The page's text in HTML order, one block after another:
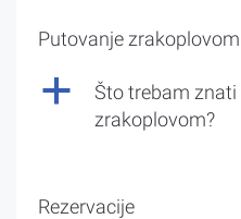
Putovanje zrakoplovom
a
Što trebam
zrakoplovom?
Rezervacije